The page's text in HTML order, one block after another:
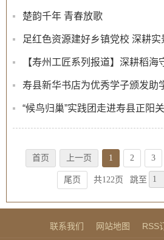
楚韵千年 青春放歌
寿县新华书店为优秀学子颁发助
首页 上一页 1 2 3
尾页 共122页 跳至
联系我们 网站地图 RSS